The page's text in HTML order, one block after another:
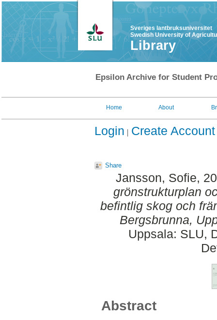
Sveriges lantbruksuniversitet
Swedish University of
Library
Epsilon Archive for Student
Home About
Login Create Account
Share
Jansson, Sofie,
grönstrukturplan
befintlig skog och
Bergsbrunna,
Uppsala: SLU,
Abstract